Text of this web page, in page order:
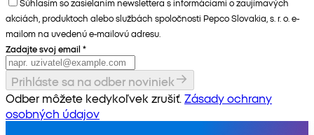
Súhlasím so zasielaním newslettera s informáciami o zaujímavých
akciách, produktoch alebo službách spoločnosti Pepco Slovakia, s. r. o. e-
mailom na uvedenú e-mailovú adresu.
Zadajte svoj email *
Prihláste sa na odber noviniek
Odber môžete kedykoľvek zrušiť. Zásady ochrany
osobných údajov